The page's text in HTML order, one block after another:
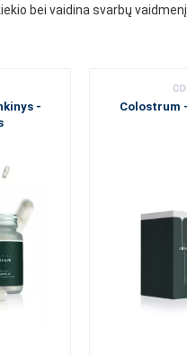
bei vaidina svarbų
-
Colostrum